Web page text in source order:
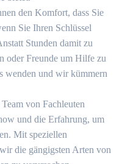
den Komfort, dass Sie
Sie Ihren Schlüssel
Stunden damit zu
oder Freunde um Hilfe zu
wenden und wir kümmern
von Fachleuten
und die Erfahrung, um
Mit speziellen
die gängigsten Arten von